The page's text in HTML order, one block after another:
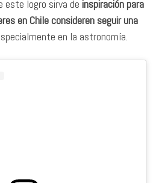
este logro sirva de inspiración para
en Chile consideren seguir una
en la astronomía.